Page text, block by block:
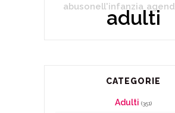
abusonell'infanzia
adulti
CATEGORIE
Adulti (351)